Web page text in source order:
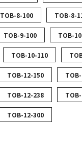
TOB-8-100 TOB-8-
TOB-9-100 TOB-
TOB-10-110
TOB-12-150
TOB-12-238
TOB-12-300